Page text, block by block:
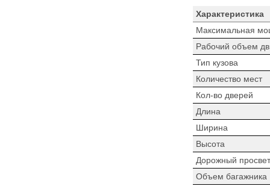
Характеристика
Максимальная
Рабочий объем
Тип кузова
Количество мест
Кол-во дверей
Длина
Ширина
Высота
Дорожный просвет
Объем багажника